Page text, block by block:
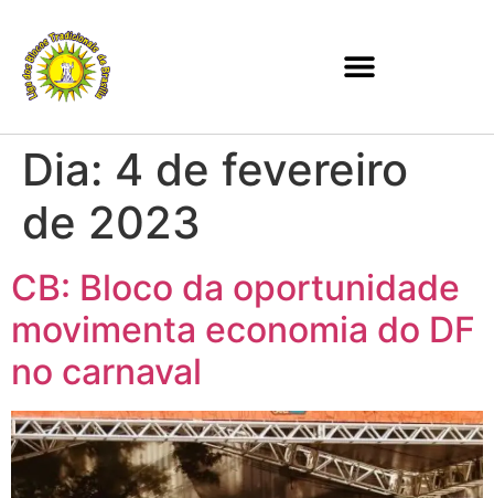
Dia: 4 de fevereiro
de 2023
CB: Bloco da oportunidade
movimenta economia do DF
no carnaval